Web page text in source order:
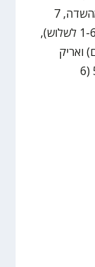
15 (8 אסיסטים), דריון אטקינס 14 (6-7 מהשדה, 7
ריבאונדים), צ'ייס סיימון 13 (5-7 לשתיים, 1-6 לשלוש),
(6 אסיסטים) ואריק
גריפין 10 כ"א, ג'ף אדריאן 7, מארק ליונס 5 (6